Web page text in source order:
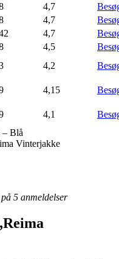
4,7
4,7
4,7
4,5
4,2
4,15
4,1
– Blå
Vinterjakke
5 anmeldelser